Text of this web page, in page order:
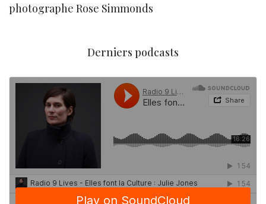
photographe Rose Simmonds
Derniers podcasts